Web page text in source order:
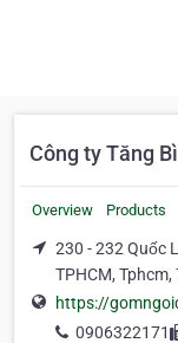
Công ty Tăng
Overview Products
230 - 232 Quốc
TPHCM,
https://
0906322171